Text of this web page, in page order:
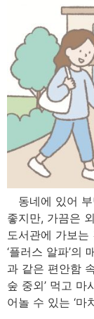
동네에 있어 부
좋지만, 가끔은
도서관에 가보
‘플러스 알파’의
과 같은 편안함
숲 중외’ 먹고
어놀 수 있는 ‘마